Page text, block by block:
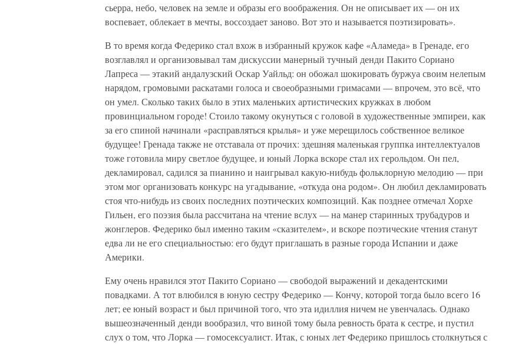
сьерра, небо, человек на земле и образы его воображения. Он не описывает их — он их
воспевает, облекает в мечты, воссоздает заново. Вот это и называется поэтизировать».
В то время когда Федерико стал вхож в избранный кружок кафе «Аламеда» в Гренаде, его
возглавлял и организовывал там дискуссии манерный тучный денди Пакито Сориано
Лапреса — этакий андалузский Оскар Уайльд: он обожал шокировать буржуа своим нелепым
нарядом, громовыми раскатами голоса и своеобразными гримасами — впрочем, это всё, что
он умел. Сколько таких было в этих маленьких артистических кружках в любом
провинциальном городе! Стоило такому окунуться с головой в художественные эмпиреи, как
за его спиной начинали «расправляться крылья» и уже мерещилось собственное великое
будущее! Гренада также не отставала от прочих: здешняя маленькая группка интеллектуалов
тоже готовила миру светлое будущее, и юный Лорка вскоре стал их герольдом. Он пел,
декламировал, садился за пианино и наигрывал какую-нибудь фольклорную мелодию — при
этом мог организовать конкурс на угадывание, «откуда она родом». Он любил декламировать
стоя что-нибудь из своих последних поэтических композиций. Как позднее отмечал Хорхе
Гильен, его поэзия была рассчитана на чтение вслух — на манер старинных трубадуров и
жонглеров. Федерико был именно таким «сказителем», и вскоре поэтические чтения станут
едва ли не его специальностью: его будут приглашать в разные города Испании и даже
Америки.
Ему очень нравился этот Пакито Сориано — свободой выражений и декадентскими
повадками. А тот влюбился в юную сестру Федерико — Кончу, которой тогда было всего 16
лет; ее юный возраст и был причиной того, что эта идиллия ничем не увенчалась. Однако
вышеозначенный денди вообразил, что виной тому была ревность брата к сестре, и пустил
слух о том, что Лорка — гомосексуалист. Итак, с юных лет Федерико пришлось столкнуться с